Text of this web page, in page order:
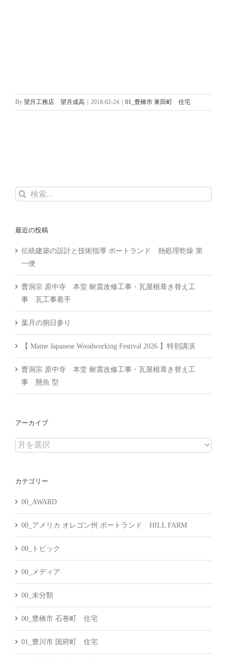
By 望月工務店 望月成高 2018-02-24 01_豊橋市 東田町 住宅
検
最近の投稿
伝統建築の設計と技術指導 ポートランド 熱処理乾燥 第
一便
曹洞宗 原中寺 本堂 耐震改修工事・瓦屋根葺き替え工
事 瓦工事着手
葉月の朔日参り
【 Maine Japanese Woodworking Festival 2026 】特別講演
曹洞宗 原中寺 本堂 耐震改修工事・瓦屋根葺き替え工
事 懸魚 型
アーカイブ
ア
イ
カテゴリー
00_AWARD
00_アメリカ オレゴン州 ポートランド HILL FARM
00_トピック
00_メディア
00_未分類
00_豊橋市 石巻町 住宅
01_豊川市 国府町 住宅